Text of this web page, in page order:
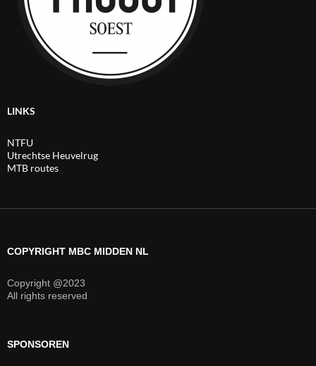
LINKS
NTFU
Utrechtse Heuvelrug
MTB routes
COPYRIGHT MBC MIDDEN NL
Copyright @2023
All rights reserved
SPONSOREN